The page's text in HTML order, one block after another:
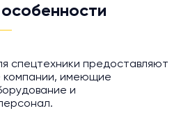
спецтехники предоставляют
компании, имеющие
и